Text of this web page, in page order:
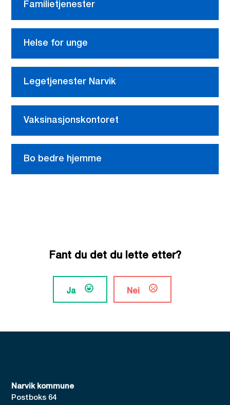
Familietjenester
Helse for unge
Legetjenester Narvik
Vaksinasjonskontoret
Bo bedre hjemme
Fant du det du lette etter?
Ja Nei
Narvik kommune
Postboks 64